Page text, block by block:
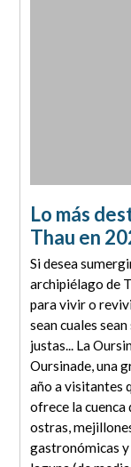
Lo más
Thau en
Si desea
archipiélago de
para vivir o
sean cuales
justas... La
Oursinade, una
año a visitantes
ofrece la cuenca
ostras,
gastronómicas